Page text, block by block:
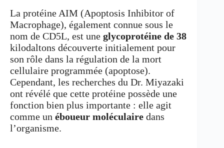
La protéine AIM (Apoptosis Inhibitor of
Macrophage), également connue sous le
nom de CD5L, est une glycoprotéine de 38
kilodaltons découverte initialement pour
son rôle dans la régulation de la mort
cellulaire programmée (apoptose).
Cependant, les recherches du Dr. Miyazaki
ont révélé que cette protéine possède une
fonction bien plus importante : elle agit
comme un éboueur moléculaire dans
l’organisme.